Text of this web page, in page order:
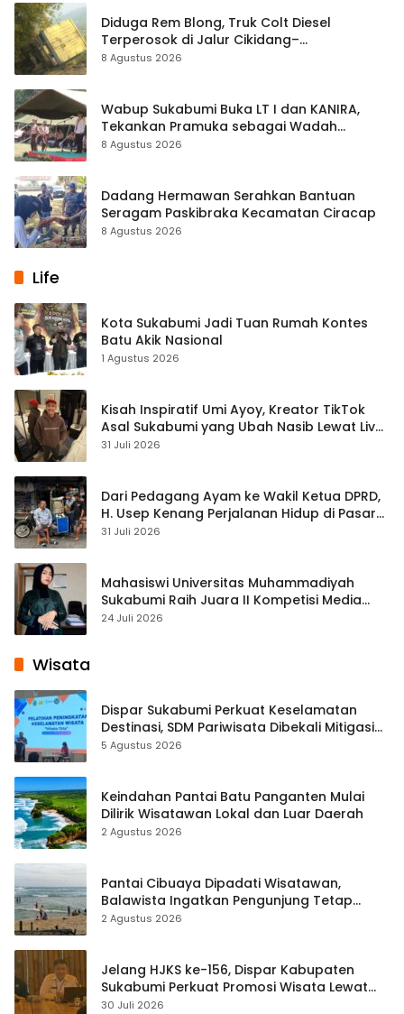
Diduga Rem Blong, Truk Colt Diesel
Terperosok di Jalur Cikidang–
Palabuhanratu
8 Agustus 2026
Wabup Sukabumi Buka LT I dan KANIRA,
Tekankan Pramuka sebagai Wadah
Pembentukan Karakter
8 Agustus 2026
Dadang Hermawan Serahkan Bantuan
Seragam Paskibraka Kecamatan Ciracap
8 Agustus 2026
Life
Kota Sukabumi Jadi Tuan Rumah Kontes
Batu Akik Nasional
1 Agustus 2026
Kisah Inspiratif Umi Ayoy, Kreator TikTok
Asal Sukabumi yang Ubah Nasib Lewat Live
Streaming
31 Juli 2026
Dari Pedagang Ayam ke Wakil Ketua DPRD,
H. Usep Kenang Perjalanan Hidup di Pasar
Cisaat
31 Juli 2026
Mahasiswi Universitas Muhammadiyah
Sukabumi Raih Juara II Kompetisi Media
Pembelajaran Digital Tingkat Internasional
24 Juli 2026
Wisata
Dispar Sukabumi Perkuat Keselamatan
Destinasi, SDM Pariwisata Dibekali Mitigasi
hingga Teknik Evakuasi
5 Agustus 2026
Keindahan Pantai Batu Panganten Mulai
Dilirik Wisatawan Lokal dan Luar Daerah
2 Agustus 2026
Pantai Cibuaya Dipadati Wisatawan,
Balawista Ingatkan Pengunjung Tetap
Waspada
2 Agustus 2026
Jelang HJKS ke-156, Dispar Kabupaten
Sukabumi Perkuat Promosi Wisata Lewat
Publikasi Digital
30 Juli 2026